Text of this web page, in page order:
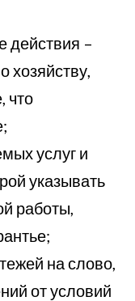
действия –
хозяйству,
что
услуг и
указывать
работы,
на слово,
от условий